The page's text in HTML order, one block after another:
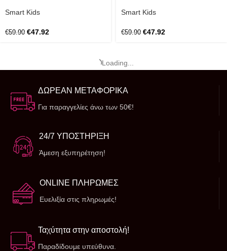
Smart Kids
€59.90 €47.92
Smart Kids
€59.90 €47.92
Loading...
ΔΩΡΕΑΝ ΜΕΤΑΦΟΡΙΚΑ
Για παραγγελίες άνω των 50€!
24/7 ΥΠΟΣΤΗΡΙΞΗ
Άμεση εξυπηρέτηση!
ONLINE ΠΛΗΡΩΜΕΣ
Ευελιξία στις πληρωμές!
Ταχύτητα στην αποστολή!
Παραδίδουμε υπεύθυνα.